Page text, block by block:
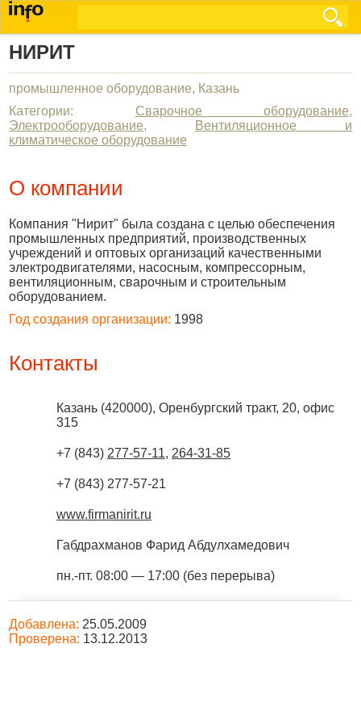
НИРИТ
промышленное оборудование, Казань
Категории: Сварочное оборудование,
Электрооборудование,
Вентиляционное и
климатическое оборудование
О компании
Компания "Нирит" была создана с целью обеспечения
промышленных предприятий, производственных
учреждений и оптовых организаций качественными
электродвигателями, насосным, компрессорным,
вентиляционным, сварочным и строительным
оборудованием.
Год создания организации: 1998
Контакты
Казань (420000), Оренбургский тракт, 20, офис
315
+7 (843) 277-57-11, 264-31-85
+7 (843) 277-57-21
www.firmanirit.ru
Габдрахманов Фарид Абдулхамедович
пн.-пт. 08:00 — 17:00 (без перерыва)
Добавлена: 25.05.2009
Проверена: 13.12.2013